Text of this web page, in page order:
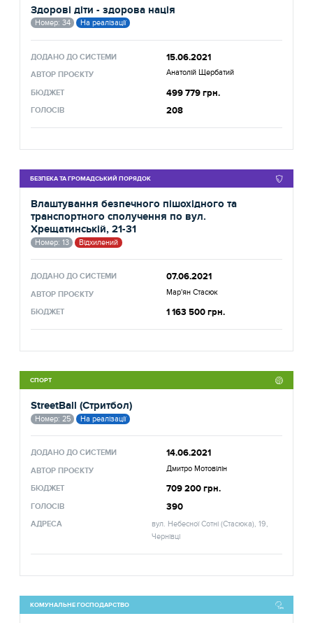
Здорові діти - здорова нація
Номер: 34 На реалізації
ДОДАНО ДО СИСТЕМИ 15.06.2021
АВТОР ПРОЄКТУ Анатолій Щербатий
БЮДЖЕТ 499 779 грн.
ГОЛОСІВ 208
БЕЗПЕКА ТА ГРОМАДСЬКИЙ ПОРЯДОК
Влаштування безпечного пішохідного та
транспортного сполучення по вул.
Хрещатинській, 21-31
Номер: 13 Відхилений
ДОДАНО ДО СИСТЕМИ 07.06.2021
АВТОР ПРОЄКТУ Мар'ян Стасюк
БЮДЖЕТ 1 163 500 грн.
СПОРТ
StreetBall (Стритбол)
Номер: 25 На реалізації
ДОДАНО ДО СИСТЕМИ 14.06.2021
АВТОР ПРОЄКТУ Дмитро Мотовілін
БЮДЖЕТ 709 200 грн.
ГОЛОСІВ 390
АДРЕСА
вул. Небесної Сотні (Стасюка), 19,
Чернівці
КОМУНАЛЬНЕ ГОСПОДАРСТВО